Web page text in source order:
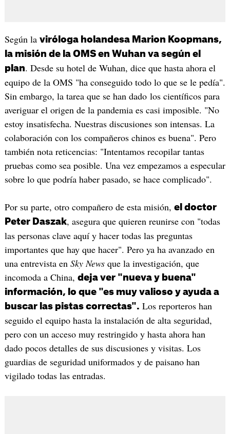
Según la viróloga holandesa Marion Koopmans,
la misión de la OMS en Wuhan va según el
plan. Desde su hotel de Wuhan, dice que hasta ahora el
equipo de la OMS "ha conseguido todo lo que se le pedía".
Sin embargo, la tarea que se han dado los científicos para
averiguar el origen de la pandemia es casi imposible. "No
estoy insatisfecha. Nuestras discusiones son intensas. La
colaboración con los compañeros chinos es buena". Pero
también nota reticencias: "Intentamos recopilar tantas
pruebas como sea posible. Una vez empezamos a especular
sobre lo que podría haber pasado, se hace complicado".
Por su parte, otro compañero de esta misión, el doctor
Peter Daszak, asegura que quieren reunirse con "todas
las personas clave aquí y hacer todas las preguntas
importantes que hay que hacer". Pero ya ha avanzado en
una entrevista en Sky Newsque la investigación, que
incomoda a China, deja ver "nueva y buena"
información, lo que "es muy valioso y ayuda a
buscar las pistas correctas". Los reporteros han
seguido el equipo hasta la instalación de alta seguridad,
pero con un acceso muy restringido y hasta ahora han
dado pocos detalles de sus discusiones y visitas. Los
guardias de seguridad uniformados y de paisano han
vigilado todas las entradas.